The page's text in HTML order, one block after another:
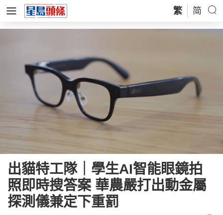
繁 简
出貓特工隊｜學生AI智能眼鏡拍
照即時搜答案 華農嚴打出動金屬
探測儀兼定下重罰